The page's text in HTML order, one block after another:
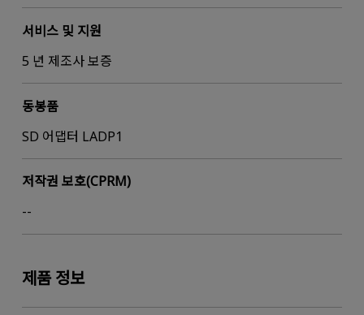
서비스 및 지원
5 년 제조사 보증
동봉품
SD 어댑터 LADP1
저작권 보호(CPRM)
--
제품 정보